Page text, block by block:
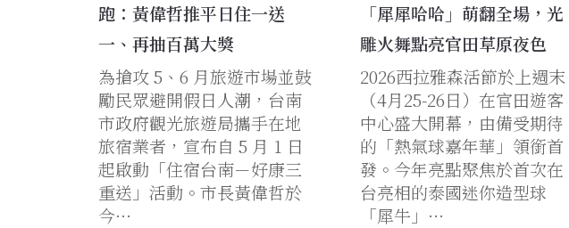
跑：黃偉哲推平日住一送
一、再抽百萬大獎
為搶攻 5、6 月旅遊市場並鼓
勵民眾避開假日人潮，台南
市政府觀光旅遊局攜手在地
旅宿業者，宣布自 5 月 1 日
起啟動「住宿台南－好康三
重送」活動。市長黃偉哲於
今…
「犀犀哈哈」萌翻全場，光
雕火舞點亮官田草原夜色
2026西拉雅森活節於上週末
（4月25-26日）在官田遊客
中心盛大開幕，由備受期待
的「熱氣球嘉年華」領銜首
發。今年亮點聚焦於首次在
台亮相的泰國迷你造型球
「犀牛」…